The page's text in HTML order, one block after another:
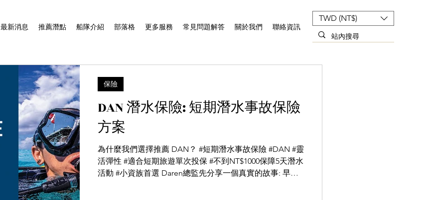
最新消息 推薦潛點 船隊介紹 部落格 更多服務 常見問題解答 關於我們 聯絡資訊
TWD (NT$)
DAN 潛水保險: 短期潛水事故保險
方案
為什麼我們選擇推薦 DAN？ #短期潛水事故保險 #DAN #靈
活彈性 #適合短期旅遊單次投保 #不到NT$1000保障5天潛水
活動 #小資族首選 Daren總監先分享一個真實的故事: 早期
保險